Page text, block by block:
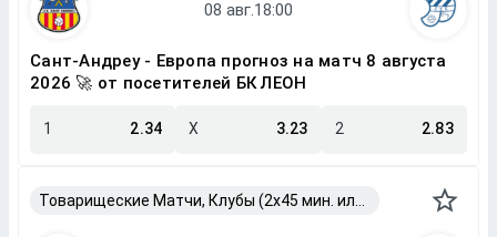
Сант-Андреу - Европа прогноз на матч 8 августа
2026 🚀 от посетителей БК ЛЕОН
1 2.34 X 3.23 2 2.83